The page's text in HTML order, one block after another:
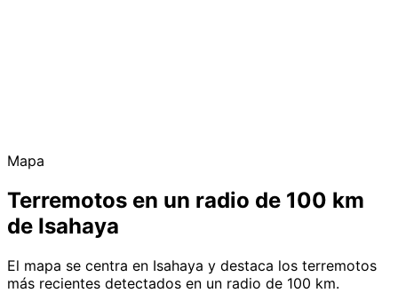
Mapa
Terremotos en un radio de 100 km
de Isahaya
El mapa se centra en Isahaya y destaca los terremotos
más recientes detectados en un radio de 100 km.